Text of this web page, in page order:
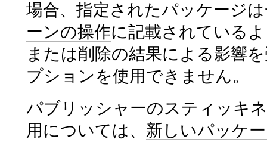
場合、指定されたパッケージ
ーンの操作に記載されている
または削除の結果による影響
プションを使用できません。
パブリッシャーのスティッキ
用については、 新しいパッケ